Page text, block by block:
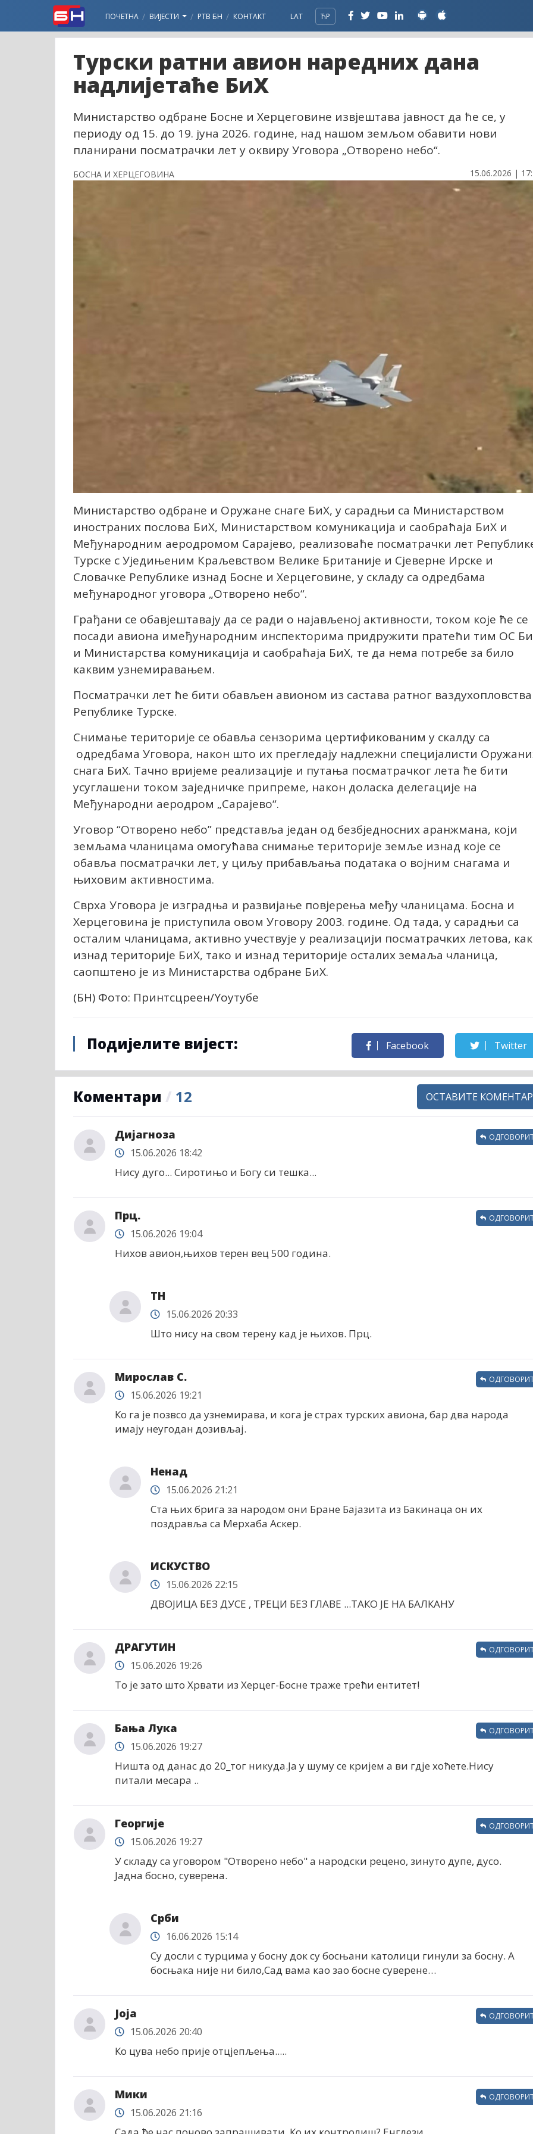
ПОЧЕТНА ВИЈЕСТИ РТВ БН КОНТАКТ LAT ЋР
Турски ратни авион наредних дана
надлијетаће БиХ
Министарство одбране Босне и Херцеговине извјештава јавност да ће се, у
периоду од 15. до 19. јуна 2026. године, над нашом земљом обавити нови
планирани посматрачки лет у оквиру Уговора „Отворено небо“.
БОСНА И ХЕРЦЕГОВИНА 15.06.2026 |
Министарство одбране и Оружане снаге БиХ, у сарадњи са Министарством
иностраних послова БиХ, Министарством комуникација и саобраћаја БиХ и
Међународним аеродромом Сарајево, реализоваће посматрачки лет
Турске с Уједињеним Краљевством Велике Британије и Сјеверне Ирске и
Словачке Републике изнад Босне и Херцеговине, у складу са одредбама
међународног уговора „Отворено небо“.
Грађани се обавјештавају да се ради о најављеној активности, током које ће се
посади авиона имеђународним инспекторима придружити пратећи тим ОС
и Министарства комуникација и саобраћаја БиХ, те да нема потребе за било
каквим узнемиравањем.
Посматрачки лет ће бити обављен авионом из састава ратног ваздухопловства
Републике Турске.
Снимање територије се обавља сензорима цертификованим у скалду са
одредбама Уговора, након што их прегледају надлежни специјалисти
снага БиХ. Тачно вријеме реализације и путања посматрачког лета ће бити
усуглашени током заједничке припреме, након доласка делегације на
Међународни аеродром „Сарајево“.
Уговор “Отворено небо” представља један од безбједносних аранжмана, који
земљама чланицама омогућава снимање територије земље изнад које се
обавља посматрачки лет, у циљу прибављања података о војним снагама и
њиховим активностима.
Сврха Уговора је изградња и развијање повјерења међу чланицама. Босна и
Херцеговина је приступила овом Уговору 2003. године. Од тада, у сарадњи са
осталим чланицама, активно учествује у реализацији посматрачких летова,
изнад територије БиХ, тако и изнад територије осталих земаља чланица,
саопштено је из Министарства одбране БиХ.
(БН) Фото: Принтсцреен/Yоутубе
Подијелите вијест: Facebook Twitter
Коментари / 12 ОСТАВИТЕ КОМЕНТАР
Дијагноза
15.06.2026 18:42
Нису дуго... Сиротињо и Богу си тешка...
Прц.
15.06.2026 19:04
Нихов авион,њихов терен вец 500 година.
ТН
15.06.2026 20:33
Што нису на свом терену кад је њихов. Прц.
Мирослав С.
15.06.2026 19:21
Ко га је позвсо да узнемирава, и кога је страх турских авиона, бар два народа
имају неугодан дозивљај.
Ненад
15.06.2026 21:21
Ста њих брига за народом они Бране Бајазита из Бакинаца он их
поздравља са Мерхаба Аскер.
ИСКУСТВО
15.06.2026 22:15
ДВОЈИЦА БЕЗ ДУСЕ , ТРЕЦИ БЕЗ ГЛАВЕ ...ТАКО ЈЕ НА БАЛКАНУ
ДРАГУТИН
15.06.2026 19:26
То је зато што Хрвати из Херцег-Босне траже трећи ентитет!
Бања Лука
15.06.2026 19:27
Ништа од данас до 20_тог никуда.Ја у шуму се кријем а ви гдје хоћете.Нису
питали месара ..
Георгије
15.06.2026 19:27
У складу са уговором "Отворено небо" а народски рецено, зинуто дупе, дусо.
Јадна босно, суверена.
Срби
16.06.2026 15:14
Су досли с турцима у босну док су босњани католици гинули за босну. А
босњака није ни било,Сад вама као зао босне суверене…
Јоја
15.06.2026 20:40
Ко цува небо прије отцјепљења.....
Мики
15.06.2026 21:16